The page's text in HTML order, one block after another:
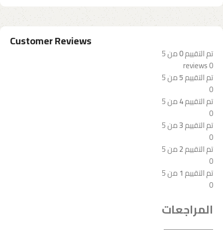
Customer Reviews
تم التقييم0من 5
0 reviews
تم التقييم5من 5
0
تم التقييم4من 5
0
تم التقييم3من 5
0
تم التقييم2من 5
0
تم التقييم 1 من 5
0
المراجعات